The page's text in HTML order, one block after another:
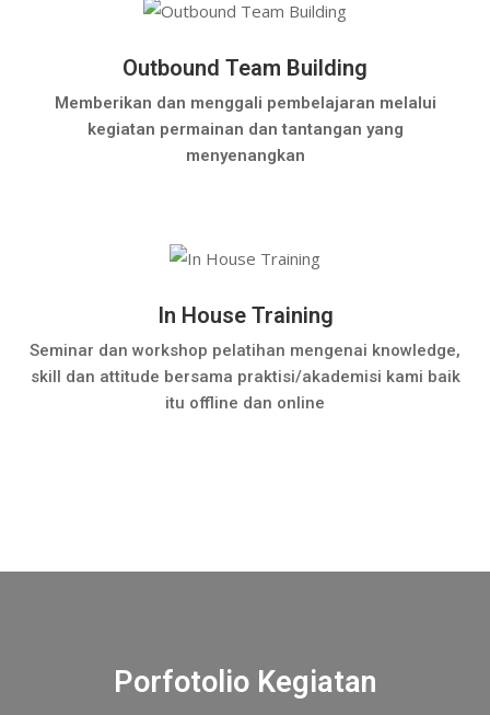
Outbound Team Building
Memberikan dan menggali pembelajaran melalui
kegiatan permainan dan tantangan yang
menyenangkan
In House Training
Seminar dan workshop pelatihan mengenai knowledge,
skill dan attitude bersama praktisi/akademisi kami baik
itu offline dan online
Porfotolio Kegiatan